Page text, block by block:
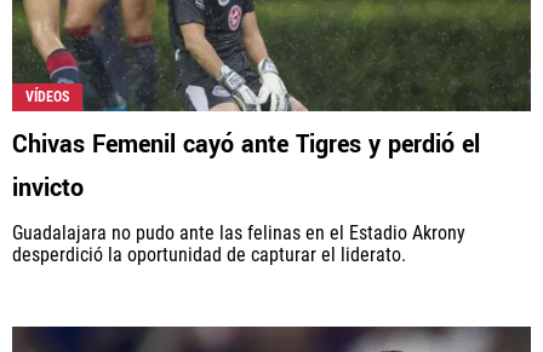
VÍDEOS
Chivas Femenil cayó ante Tigres y perdió el
invicto
Guadalajara no pudo ante las felinas en el Estadio Akrony
desperdició la oportunidad de capturar el liderato.